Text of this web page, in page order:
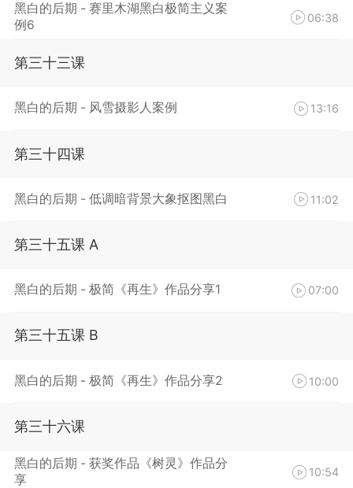
黑白的后期 - 赛里木湖黑白极简主义案
例6
06:38
第三十三课
黑白的后期 - 风雪摄影人案例 13:16
第三十四课
黑白的后期 - 低调暗背景大象抠图黑白 11:02
第三十五课 A
黑白的后期 - 极简《再生》作品分享1 07:00
第三十五课 B
黑白的后期 - 极简《再生》作品分享2 10:00
第三十六课
黑白的后期 - 获奖作品《树灵》作品分
享
10:54